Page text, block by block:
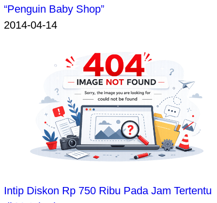
“Penguin Baby Shop”
2014-04-14
Intip Diskon Rp 750 Ribu Pada Jam Tertentu